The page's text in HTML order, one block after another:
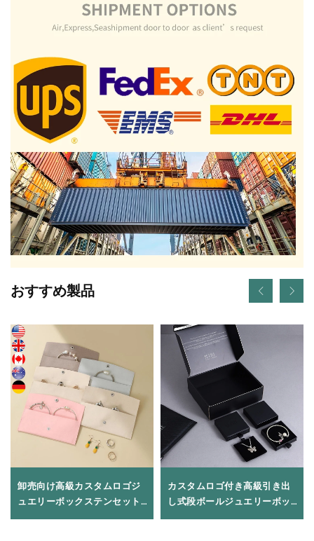
おすすめ製品
卸売向け高級カスタムロゴジ
ュエリーボックステンセット
カスタムロゴ付き高級引き出
し式段ボールジュエリーボッ